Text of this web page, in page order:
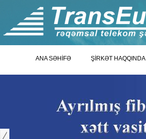
ANA SƏHİFƏ ŞİRKƏT HAQQINDA